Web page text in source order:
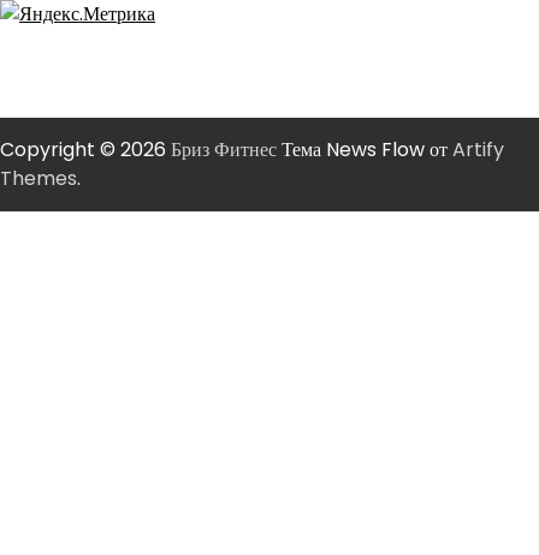
Copyright © 2026 Бриз ФитнесТема News Flow отArtify
Themes.